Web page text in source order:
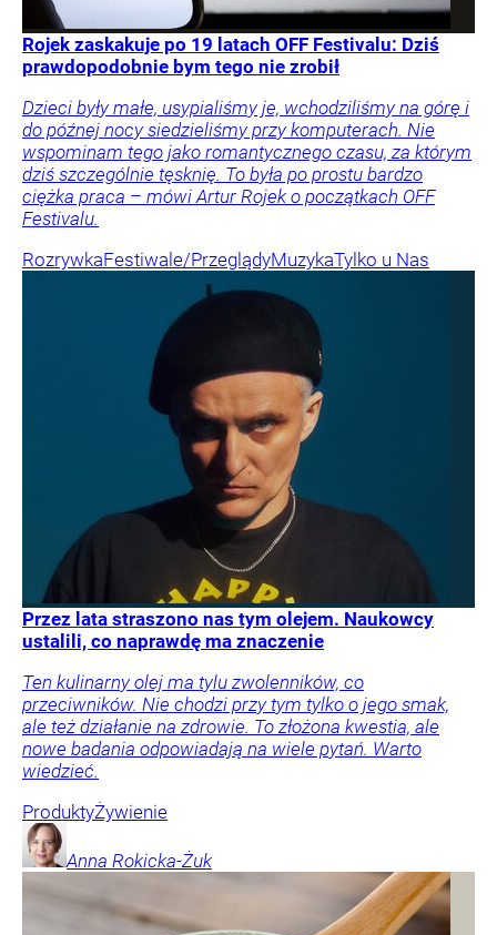
Rojek zaskakuje po 19 latach OFF Festivalu: Dziś
prawdopodobnie bym tego nie zrobił
Dzieci były małe, usypialiśmy je, wchodziliśmy na górę i
do późnej nocy siedzieliśmy przy komputerach. Nie
wspominam tego jako romantycznego czasu, za którym
dziś szczególnie tęsknię. To była po prostu bardzo
ciężka praca – mówi Artur Rojek o początkach OFF
Festivalu.
RozrywkaFestiwale/PrzeglądyMuzykaTylko u Nas
Przez lata straszono nas tym olejem. Naukowcy
ustalili, co naprawdę ma znaczenie
Ten kulinarny olej ma tylu zwolenników, co
przeciwników. Nie chodzi przy tym tylko o jego smak,
ale też działanie na zdrowie. To złożona kwestia, ale
nowe badania odpowiadają na wiele pytań. Warto
wiedzieć.
ProduktyŻywienie
Anna Rokicka-Żuk